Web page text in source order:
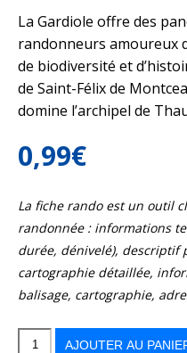
La Gardiole offre des
randonneurs amoureux
de biodiversité et
de Saint-Félix de
domine l’archipel de
0,99€
La fiche rando est un outil
randonnée : informations
durée, dénivelé), descriptif
cartographie détaillée,
balisage, cartographie,
quantité
AJOUTER AU